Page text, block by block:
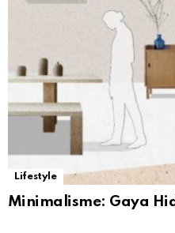
Lifestyle
Minimalisme: Gaya